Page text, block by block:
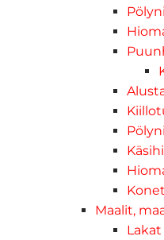
Maalit,
Lakat